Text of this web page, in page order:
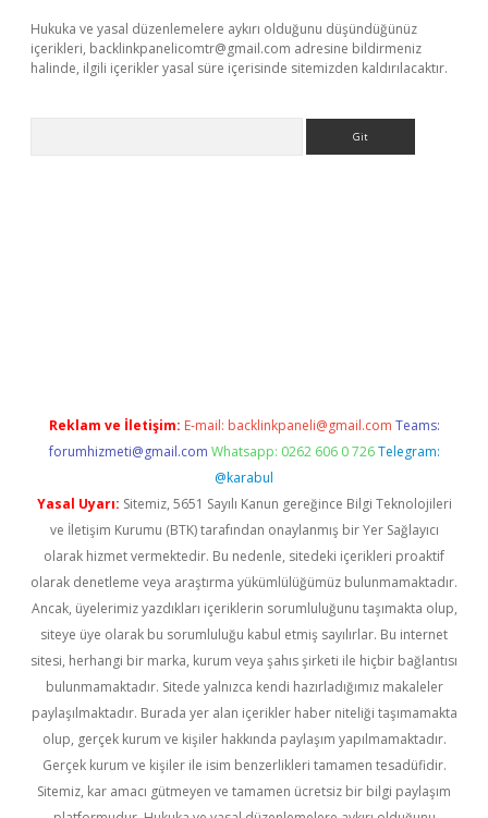
Hukuka ve yasal düzenlemelere aykırı olduğunu düşündüğünüz
içerikleri, backlinkpanelicomtr@gmail.com adresine bildirmeniz
halinde, ilgili içerikler yasal süre içerisinde sitemizden kaldırılacaktır.
Reklam ve İletişim: E-mail: backlinkpaneli@gmail.com Teams:
forumhizmeti@gmail.com Whatsapp: 0262 606 0 726 Telegram:
@karabul
Yasal Uyarı: Sitemiz, 5651 Sayılı Kanun gereğince Bilgi Teknolojileri
ve İletişim Kurumu (BTK) tarafından onaylanmış bir Yer Sağlayıcı
olarak hizmet vermektedir. Bu nedenle, sitedeki içerikleri proaktif
olarak denetleme veya araştırma yükümlülüğümüz bulunmamaktadır.
Ancak, üyelerimiz yazdıkları içeriklerin sorumluluğunu taşımakta olup,
siteye üye olarak bu sorumluluğu kabul etmiş sayılırlar. Bu internet
sitesi, herhangi bir marka, kurum veya şahıs şirketi ile hiçbir bağlantısı
bulunmamaktadır. Sitede yalnızca kendi hazırladığımız makaleler
paylaşılmaktadır. Burada yer alan içerikler haber niteliği taşımamakta
olup, gerçek kurum ve kişiler hakkında paylaşım yapılmamaktadır.
Gerçek kurum ve kişiler ile isim benzerlikleri tamamen tesadüfidir.
Sitemiz, kar amacı gütmeyen ve tamamen ücretsiz bir bilgi paylaşım